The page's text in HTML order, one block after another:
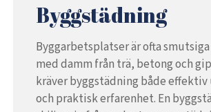
Byggstädning
Byggarbetsplatser är ofta
med damm från trä, betong och
kräver byggstädning både
och praktisk erfarenhet. En